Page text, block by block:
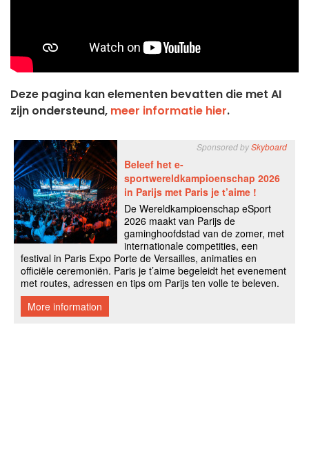
Deze pagina kan elementen bevatten die met AI
zijn ondersteund, meer informatie hier.